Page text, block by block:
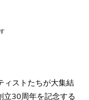
ィストたちが大集結
立30周年を記念する